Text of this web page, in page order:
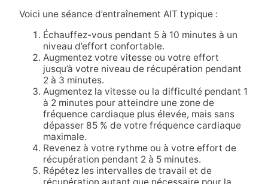
Voici une séance d’entraînement AIT typique :
Échauffez-vous pendant 5 à 10 minutes à un
niveau d’effort confortable.
Augmentez votre vitesse ou votre effort
jusqu’à votre niveau de récupération pendant
2 à 3 minutes.
Augmentez la vitesse ou la difficulté pendant 1
à 2 minutes pour atteindre une zone de
fréquence cardiaque plus élevée, mais sans
dépasser 85 % de votre fréquence cardiaque
maximale.
Revenez à votre rythme ou à votre effort de
récupération pendant 2 à 5 minutes.
Répétez les intervalles de travail et de